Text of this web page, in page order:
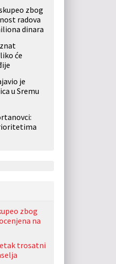
zbog
radova
dinara
će
je
u Sremu
zbog
na
trosatni